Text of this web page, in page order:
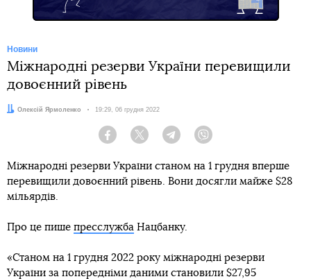
Новини
Міжнародні резерви України перевищили
довоєнний рівень
Автор:
Олексій Ярмоленко Дата:
19:29, 06 грудня 2022
Facebook Twitter Telegram
Міжнародні резерви України станом на 1 грудня вперше
перевищили довоєнний рівень. Вони досягли майже $28
мільярдів.
Про це пише пресслужба Нацбанку.
«Станом на 1 грудня 2022 року міжнародні резерви
України за попередніми даними становили $27,95